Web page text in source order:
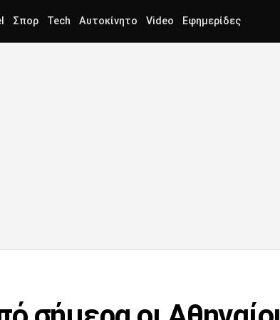
Σπορ Tech Αυτοκίνητο Video Εφημερίδες